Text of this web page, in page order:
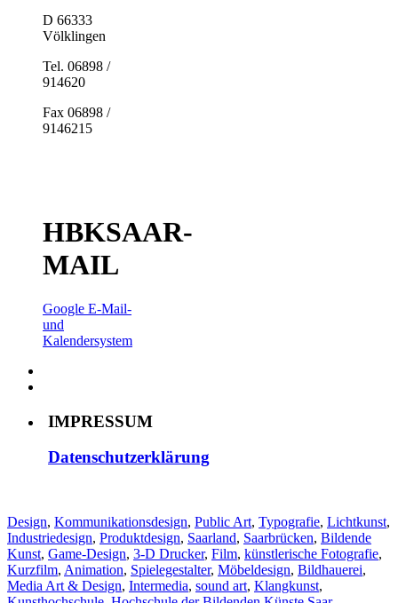
D 66333
Völklingen
Tel. 06898 /
914620
Fax 06898 /
9146215
HBKSAAR-
MAIL
Google E-Mail-
und
Kalendersystem
IMPRESSUM
Datenschutzerklärung
Design, Kommunikationsdesign, Public Art, Typografie, Lichtkunst,
Industriedesign, Produktdesign, Saarland, Saarbrücken, Bildende
Kunst, Game-Design, 3-D Drucker, Film, künstlerische Fotografie,
Kurzfilm, Animation, Spielegestalter, Möbeldesign, Bildhauerei,
Media Art & Design, Intermedia, sound art, Klangkunst,